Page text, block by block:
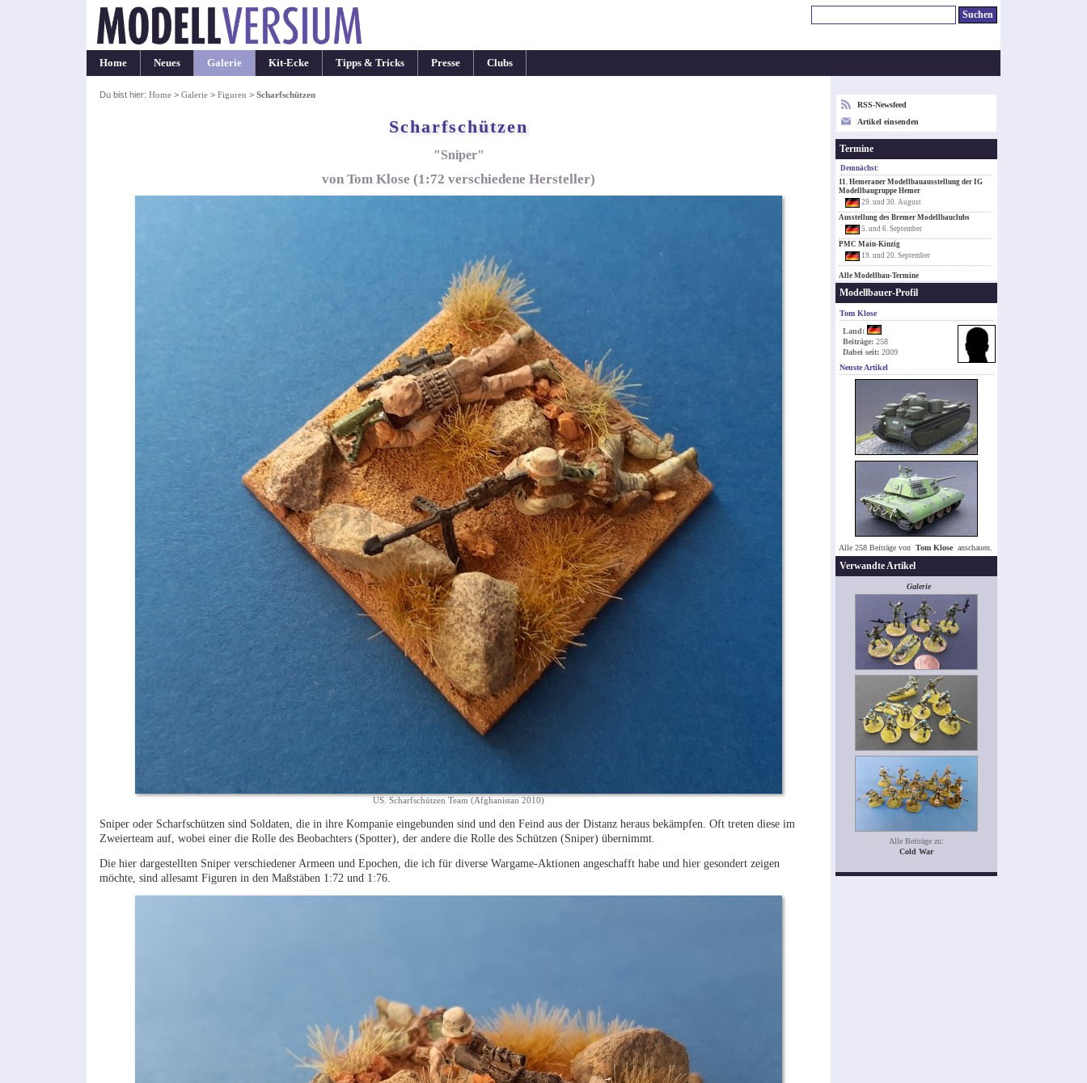
Home Neues Galerie Kit-Ecke Tipps & Tricks Presse Clubs
Du bist hier: Home> Galerie> Figuren > Scharfschützen
Scharfschützen
"Sniper"
von Tom Klose (1:72 verschiedene Hersteller)
US. Scharfschützen Team (Afghanistan 2010)
Sniper oder Scharfschützen sind Soldaten, die in ihre Kompanie eingebunden sind und den Feind aus der Distanz heraus bekämpfen. Oft treten diese im
Zweierteam auf, wobei einer die Rolle des Beobachters (Spotter), der andere die Rolle des Schützen (Sniper) übernimmt.
Die hier dargestellten Sniper verschiedener Armeen und Epochen, die ich für diverse Wargame-Aktionen angeschafft habe und hier gesondert zeigen
möchte, sind allesamt Figuren in den Maßstäben 1:72 und 1:76.
RSS-Newsfeed
Artikel einsenden
Termine
Demnächst:
11. Hemeraner Modellbauausstellung der IG
Modellbaugruppe Hemer
29. und 30. August
Ausstellung des Bremer Modellbauclubs
5. und 6. September
PMC Main-Kinzig
19. und 20. September
Alle Modellbau-Termine
Modellbauer-Profil
Tom Klose
Land:
Beiträge: 258
Dabei seit: 2009
Neuste Artikel
Alle 258 Beiträge von Tom Klose anschauen.
Verwandte Artikel
Galerie
Alle Beiträge zu:
Cold War